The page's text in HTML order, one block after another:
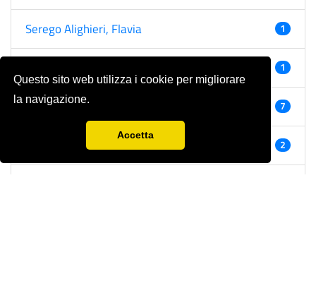
Questo sito web utilizza i cookie per migliorare
la navigazione.
Accetta
Serego Alighieri, Flavia 1
1
Severini, Marco 7
Silvestro, Alberto 2